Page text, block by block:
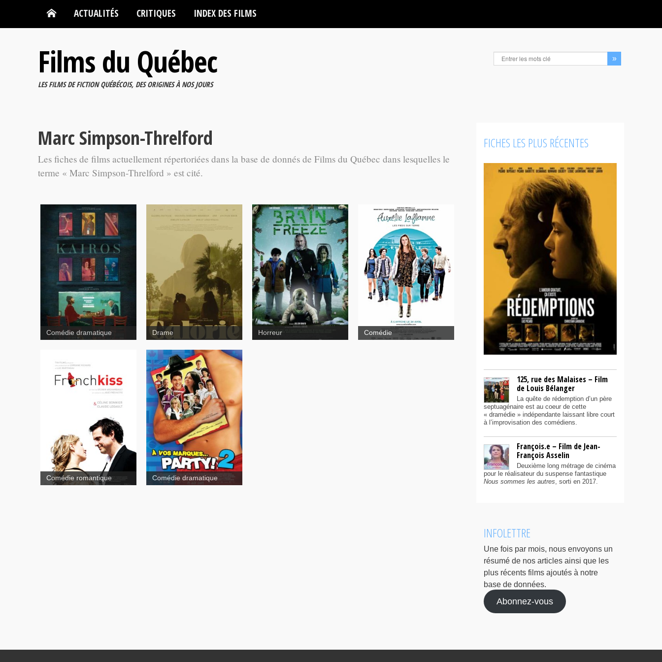
ACTUALITÉS CRITIQUES INDEX DES FILMS
Films du Québec
LES FILMS DE FICTION QUÉBÉCOIS, DES ORIGINES À NOS JOURS
Marc Simpson-Threlford
Les fiches de films actuellement répertoriées dans la base de donnés de Films du Québec dans lesquelles le
terme « Marc Simpson-Threlford » est cité.
Comédie dramatique Drame
Lucidité passagère
Horreur
Aurélie Laflamme - Les
pieds sur terre
Comédie
French Kiss
Comédie romantique
À vos
marques party 2
Comédie dramatique
FICHES LES PLUS RÉCENTES
125, rue des Malaises – Film
de Louis Bélanger
La quête de rédemption d’un père
septuagénaire est au coeur de cette
« dramédie » indépendante laissant libre court
à l’improvisation des comédiens.
François.e – Film de Jean-
François Asselin
Deuxième long métrage de cinéma
pour le réalisateur du suspense fantastique
Nous sommes les autres, sorti en 2017.
INFOLETTRE
Une fois par mois, nous envoyons un
résumé de nos articles ainsi que les
plus récents films ajoutés à notre
base de données.
Abonnez-vous